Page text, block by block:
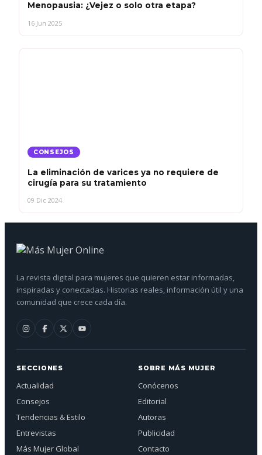
Menopausia: ¿Vejez o solo otra etapa?
16 Jun 2025
CONSEJOS
La eliminación de varices ya no requiere de
cirugía para su tratamiento
09 Dic 2024
La revista digital para mujeres que quieren estar informadas,
inspiradas y conectadas. Historias reales, información útil y una
comunidad que crece cada día.
SECCIONES
Actualidad
Consejos
Tendencias & Estilo
Entrevistas
Más Mujer Global
SOBRE MÁS MUJER
Conócenos
Editorial
Autoras
Publicidad
Contacto